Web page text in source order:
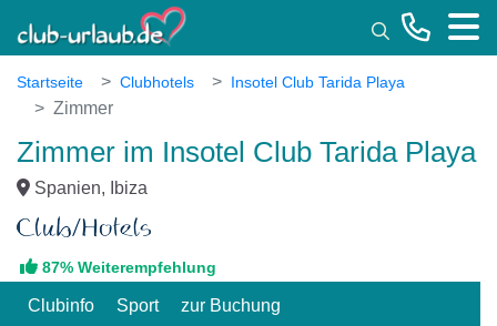
Startseite Clubhotels Insotel Club Tarida Playa
Zimmer
Zimmer im Insotel Club Tarida Playa
Spanien, Ibiza
87% Weiterempfehlung
Clubinfo Sport zur Buchung